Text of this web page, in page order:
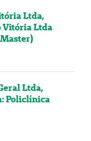
Ltda,
Vitória Ltda
Ltda,
Policlínica